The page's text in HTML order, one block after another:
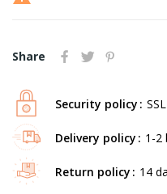
Share
Security policy
Delivery policy 1-2
Return policy 14